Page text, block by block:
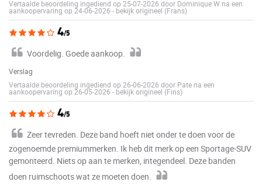
Vertaalde beoordeling ingediend op 25-07-2026 door Dominique W na een
aankoopervaring op 24-06-2026 - bekijk origineel (Frans)
4/5
Voordelig. Goede aankoop.
Verslag
Vertaalde beoordeling ingediend op 26-06-2026 door Pate na een
aankoopervaring op 26-05-2026 - bekijk origineel (Fins)
4/5
Zeer tevreden. Deze band hoeft niet onder te doen voor de
zogenoemde premiummerken. Ik heb dit merk op een Sportage-SUV
gemonteerd. Niets op aan te merken, integendeel. Deze banden
doen ruimschoots wat ze moeten doen.